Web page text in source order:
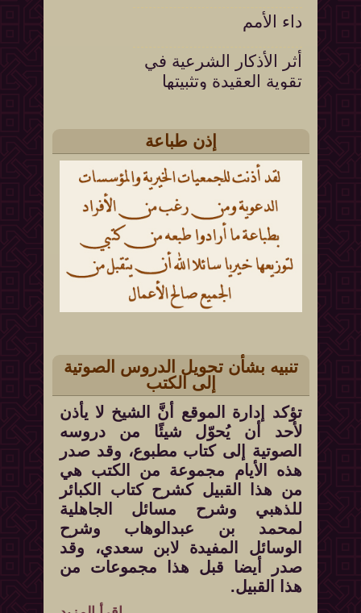
داء الأمم
أثر الأذكار الشرعية في
تقوية العقيدة وتثبيتها
إذن طباعة
تنبيه بشأن تحويل الدروس الصوتية
إلى الكتب
تؤكد إدارة الموقع أنَّ الشيخ لا يأذن
لأحد أن يُحوّل شيئًا من دروسه
الصوتية إلى كتاب مطبوع، وقد صدر
هذه الأيام مجموعة من الكتب هي
من هذا القبيل كشرح كتاب الكبائر
للذهبي وشرح مسائل الجاهلية
لمحمد بن عبدالوهاب وشرح
الوسائل المفيدة لابن سعدي، وقد
صدر أيضا قبل هذا مجموعات من
هذا القبيل.